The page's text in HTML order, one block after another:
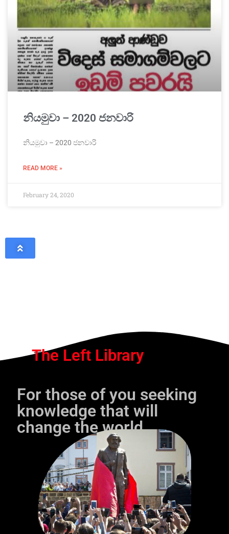
නියමුවා – 2020 ජනවාරි
නියමුවා – 2020 ජනවාරි
READ MORE »
February 24, 2020
The Left Library
For those of you seeking
knowledge that will
change the world